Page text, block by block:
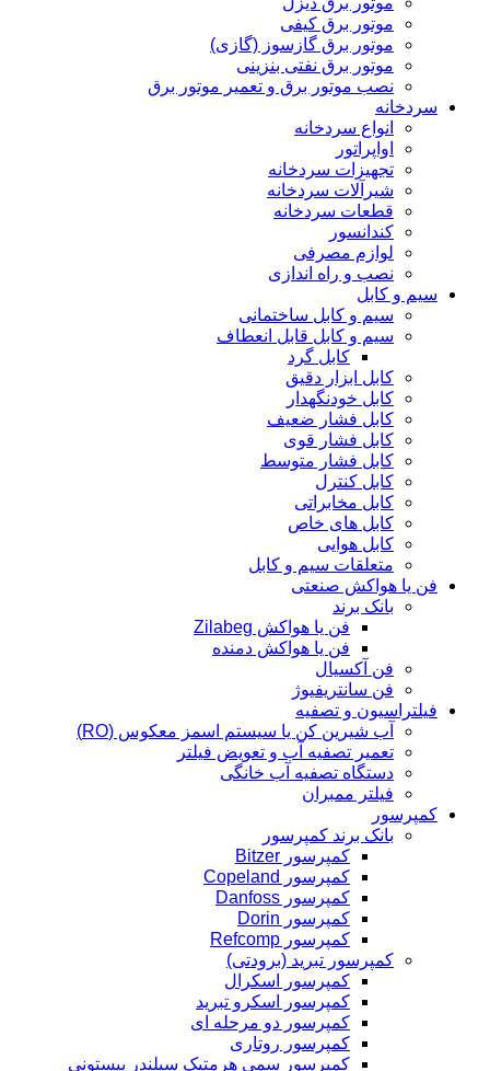
موتور برق کیفی
موتور برق گازسوز (گازی)
موتور برق نفتی بنزینی
نصب موتور برق و تعمیر موتور برق
سردخانه
انواع سردخانه
اواپراتور
تجهیزات سردخانه
شیرآلات سردخانه
قطعات سردخانه
کندانسور
لوازم مصرفی
نصب و راه اندازی
سیم و کابل
سیم و کابل ساختمانی
سیم و کابل قابل انعطاف
کابل گرد
کابل ابزار دقیق
کابل خودنگهدار
کابل فشار ضعیف
کابل فشار قوی
کابل فشار متوسط
کابل کنترل
کابل مخابراتی
کابل های خاص
کابل هوایی
متعلقات سیم و کابل
فن یا هواکش صنعتی
بانک برند
فن یا هواکش Zilabeg
فن یا هواکش دمنده
فن آکسیال
فن سانتریفیوژ
فیلتراسیون و تصفیه
آب شیرین کن یا سیستم اسمز معکوس (RO)
تعمیر تصفیه آب و تعویض فیلتر
دستگاه تصفیه آب خانگی
فیلتر ممبران
کمپرسور
بانک برند کمپرسور
کمپرسور Bitzer
کمپرسور Copeland
کمپرسور Danfoss
کمپرسور Dorin
کمپرسور Refcomp
کمپرسور تبرید (برودتی)
کمپرسور اسکرال
کمپرسور اسکرو تبرید
کمپرسور دو مرحله ای
کمپرسور روتاری
کمپرسور سمی هرمتیک سیلندر پیستونی